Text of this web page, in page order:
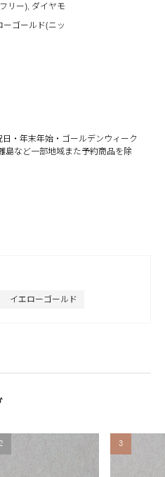
リー), ダイヤモ
ゴールド(ニッ
・年末年始・ゴールデンウィーク
島など一部地域また予約商品を除
イエローゴールド
3